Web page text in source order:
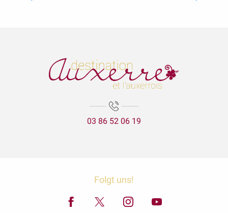
03 86 52 06 19
Folgt uns!